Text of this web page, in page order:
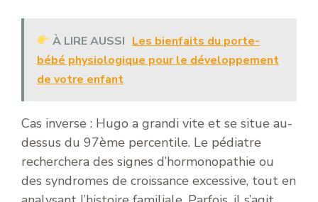
À LIRE AUSSI Les bienfaits du porte-
bébé physiologique pour le développement
de votre enfant
Cas inverse : Hugo a grandi vite et se situe au-
dessus du 97ème percentile. Le pédiatre
recherchera des signes d’hormonopathie ou
des syndromes de croissance excessive, tout en